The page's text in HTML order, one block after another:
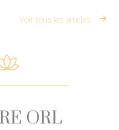
Voir tous les articles
ORL